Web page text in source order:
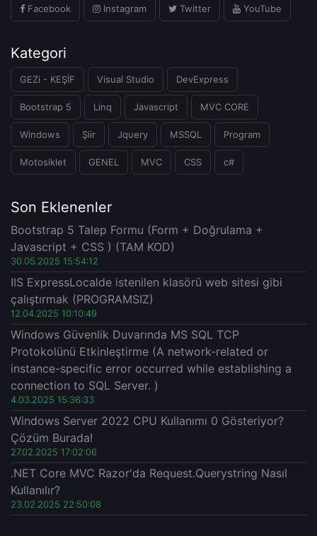
Facebook Instagram Twitter YouTube
Kategori
GEZi - KEŞİF Visual Studio DevExpress
Bootstrap 5 Linq Javascript MVC CORE
Windows Şiir Jquery MSSQL Program
Motosiklet GENEL MVC CSS c#
Son Eklenenler
Bootstrap 5 Talep Formu (Form + Doğrulama +
Javascript + CSS ) (TAM KOD)
30.05.2025 15:54:12
IIS ExpressLocalde istenilen klasörü web sitesi gibi
çalıştırmak (PROGRAMSIZ)
12.04.2025 10:10:49
Windows Güvenlik Duvarında MS SQL TCP
Protokolünü Etkinleştirme (A network-related or
instance-specific error occurred while establishing a
connection to SQL Server. )
4.03.2025 15:36:33
Windows Server 2022 CPU Kullanımı 0 Gösteriyor?
Çözüm Burada!
27.02.2025 17:02:06
.NET Core MVC Razor'da Request.Querystring Nasıl
Kullanılır?
23.02.2025 22:50:08